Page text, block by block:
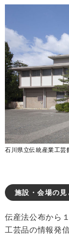
石川県立伝統産業工芸
施設・会場の見
伝産法公布から
工芸品の情報発